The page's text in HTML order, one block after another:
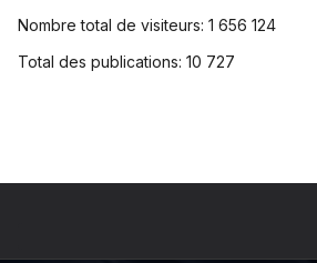
Nombre total de visiteurs: 1 656 124
Total des publications: 10 727